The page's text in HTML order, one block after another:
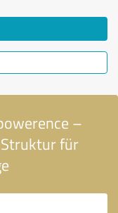
–
für